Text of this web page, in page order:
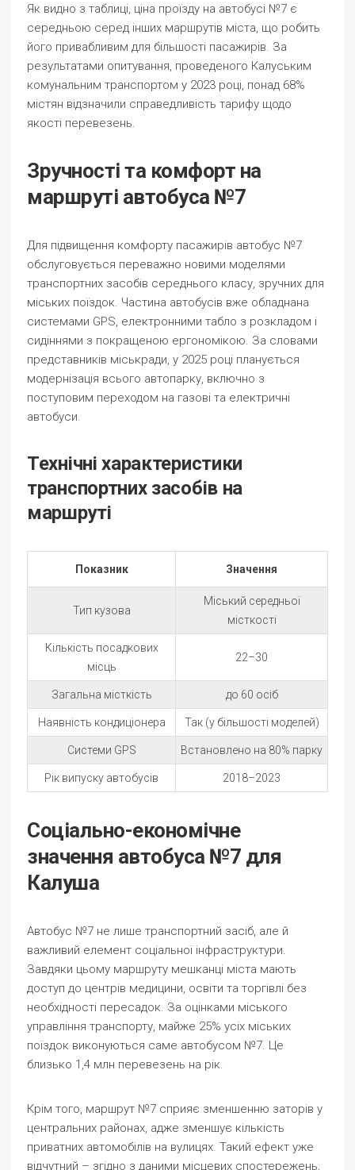
Як видно з таблиці, ціна проїзду на автобусі №7 є
середньою серед інших маршрутів міста, що робить
його привабливим для більшості пасажирів. За
результатами опитування, проведеного Калуським
комунальним транспортом у 2023 році, понад 68%
містян відзначили справедливість тарифу щодо
якості перевезень.
Зручності та комфорт на
маршруті автобуса №7
Для підвищення комфорту пасажирів автобус №7
обслуговується переважно новими моделями
транспортних засобів середнього класу, зручних для
міських поїздок. Частина автобусів вже обладнана
системами GPS, електронними табло з розкладом і
сидіннями з покращеною ергономікою. За словами
представників міськради, у 2025 році планується
модернізація всього автопарку, включно з
поступовим переходом на газові та електричні
автобуси.
Технічні характеристики
транспортних засобів на
маршруті
Показник Значення
Тип кузова
Міський середньої
місткості
Кількість посадкових
місць
22–30
Загальна місткість до 60 осіб
Наявність кондиціонера Так (у більшості моделей)
Системи GPS Встановлено на 80% парку
Рік випуску автобусів 2018–2023
Соціально-економічне
значення автобуса №7 для
Калуша
Автобус №7 не лише транспортний засіб, але й
важливий елемент соціальної інфраструктури.
Завдяки цьому маршруту мешканці міста мають
доступ до центрів медицини, освіти та торгівлі без
необхідності пересадок. За оцінками міського
управління транспорту, майже 25% усіх міських
поїздок виконуються саме автобусом №7. Це
близько 1,4 млн перевезень на рік.
Крім того, маршрут №7 сприяє зменшенню заторів у
центральних районах, адже зменшує кількість
приватних автомобілів на вулицях. Такий ефект уже
відчутний – згідно з даними місцевих спостережень,